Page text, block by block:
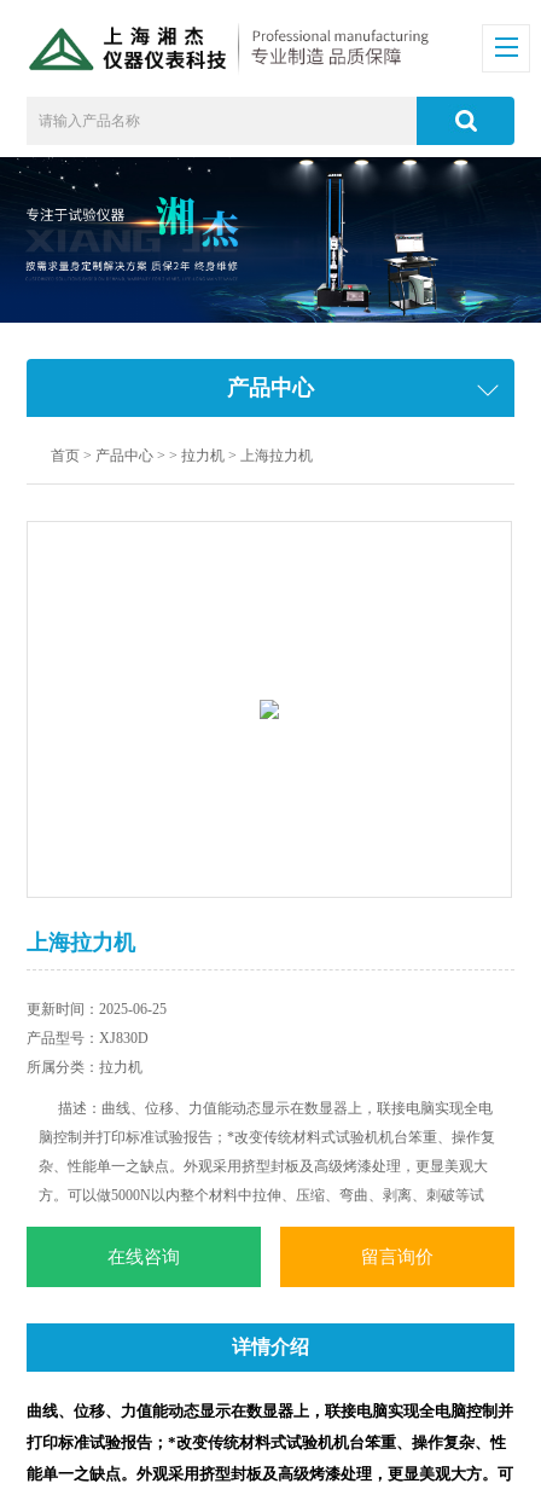
产品中心
首页 > 产品中心 > >拉力机 > 上海拉力机
上海拉力机
更新时间：2025-06-25
产品型号：XJ830D
所属分类：拉力机
描述：曲线、位移、力值能动态显示在数显器上，联接电脑实现全电
脑控制并打印标准试验报告；*改变传统材料式试验机机台笨重、操作复
杂、性能单一之缺点。外观采用挤型封板及高级烤漆处理，更显美观大
方。可以做5000N以内整个材料中拉伸、压缩、弯曲、剥离、刺破等试
验，全液晶数控设定所需参数，
在线咨询 留言询价
详情介绍
曲线、位移、力值能动态显示在数显器上，联接电脑实现全电脑控制并
打印标准试验报告；*改变传统材料式试验机机台笨重、操作复杂、性
能单一之缺点。外观采用挤型封板及高级烤漆处理，更显美观大方。可